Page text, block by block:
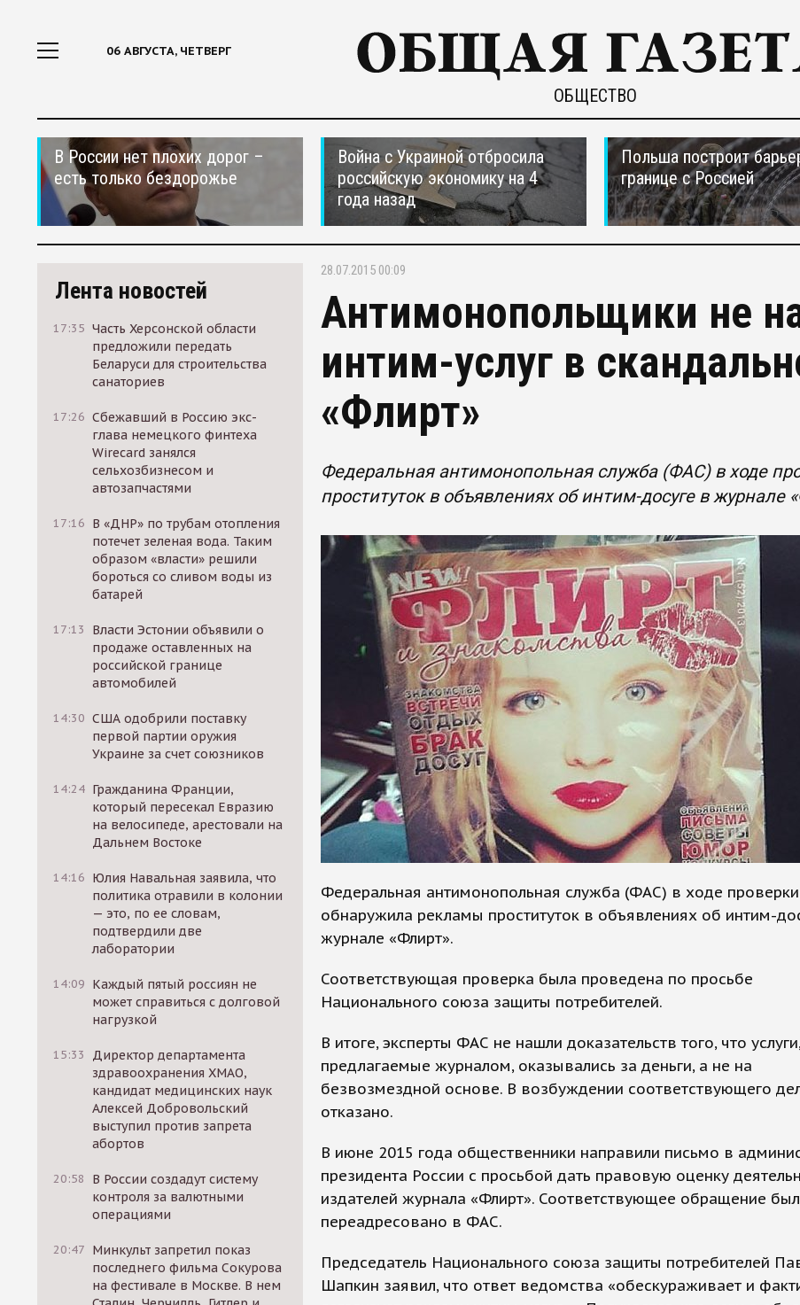
06 АВГУСТА, ЧЕТВЕРГ
ОБЩЕСТВО
В России нет плохих дорог –
есть только бездорожье
Война с Украиной отбросила
российскую экономику на 4
года назад
Польша построит
границе с Россией
Лента новостей
17:35 Часть Херсонской области
предложили передать
Беларуси для строительства
санаториев
17:26 Сбежавший в Россию экс-
глава немецкого финтеха
Wirecard занялся
сельхозбизнесом и
автозапчастями
17:16 В «ДНР» по трубам отопления
потечет зеленая вода. Таким
образом «власти» решили
бороться со сливом воды из
батарей
17:13
Власти Эстонии объявили о
продаже оставленных на
российской границе
автомобилей
14:30 США одобрили поставку
первой партии оружия
Украине за счет союзников
14:24 Гражданина Франции,
который пересекал Евразию
на велосипеде, арестовали на
Дальнем Востоке
14:16 Юлия Навальная заявила, что
политика отравили в колонии
— это, по ее словам,
подтвердили две
лаборатории
14:09 Каждый пятый россиян не
может справиться с долговой
нагрузкой
15:33
Директор департамента
здравоохранения ХМАО,
кандидат медицинских наук
Алексей Добровольский
выступил против запрета
абортов
20:58
В России создадут систему
контроля за валютными
операциями
20:47 Минкульт запретил показ
последнего фильма Сокурова
на фестивале в Москве. В нем
28.07.2015 00:09
Антимонопольщики не
интим-услуг в
«Флирт»
Федеральная антимонопольная служба (ФАС) в ходе
проституток в объявлениях об интим-досуге в журнале
Федеральная антимонопольная служба (ФАС) в ходе
обнаружила рекламы проституток в объявлениях об интим-
журнале «Флирт».
Соответствующая проверка была проведена по просьбе
Национального союза защиты потребителей.
В итоге, эксперты ФАС не нашли доказательств того, что услуги,
предлагаемые журналом, оказывались за деньги, а не на
безвозмездной основе. В возбуждении соответствующего
отказано.
В июне 2015 года общественники направили письмо в
президента России с просьбой дать правовую оценку
издателей журнала «Флирт». Соответствующее обращение
переадресовано в ФАС.
Председатель Национального союза защиты потребителей
Шапкин заявил, что ответ ведомства «обескураживает и